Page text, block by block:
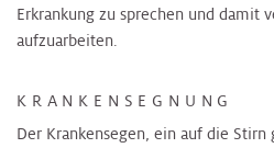
Erkrankung zu sprechen und damit
aufzuarbeiten.
KRANKENSEGNUNG
Der Krankensegen, ein auf die